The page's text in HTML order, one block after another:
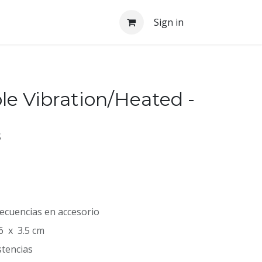
Sign in
Vibration/Heated -
en accesorio
x 3.5 cm